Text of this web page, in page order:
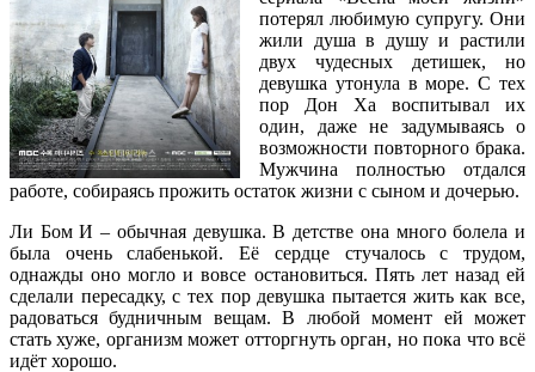
потерял любимую супругу. Они
жили душа в душу и растили
двух чудесных детишек, но
девушка утонула в море. С тех
пор Дон Ха воспитывал их
один, даже не задумываясь о
возможности повторного брака.
Мужчина полностью отдался
работе, собираясь прожить остаток жизни с сыном и дочерью.
Ли Бом И – обычная девушка. В детстве она много болела и
была очень слабенькой. Её сердце стучалось с трудом,
однажды оно могло и вовсе остановиться. Пять лет назад ей
сделали пересадку, с тех пор девушка пытается жить как все,
радоваться будничным вещам. В любой момент ей может
стать хуже, организм может отторгнуть орган, но пока что всё
идёт хорошо.